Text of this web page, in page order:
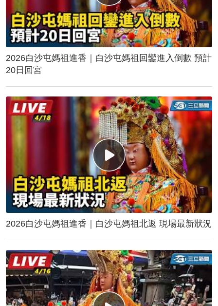
2026白沙屯媽祖進香｜白沙屯媽祖回鑾進入倒數 預計
20日回宮
2026白沙屯媽祖進香｜白沙屯媽祖北返 現場最新狀況